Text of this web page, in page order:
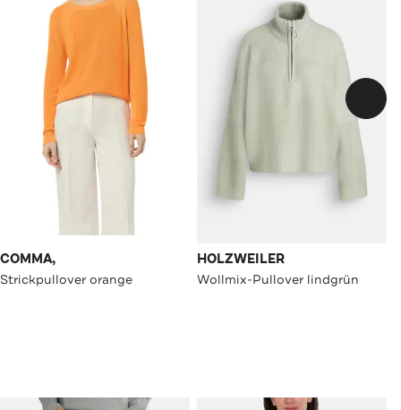
COMMA,
Strickpullover orange
HOLZWEILER
Wollmix-Pullover lindgrün